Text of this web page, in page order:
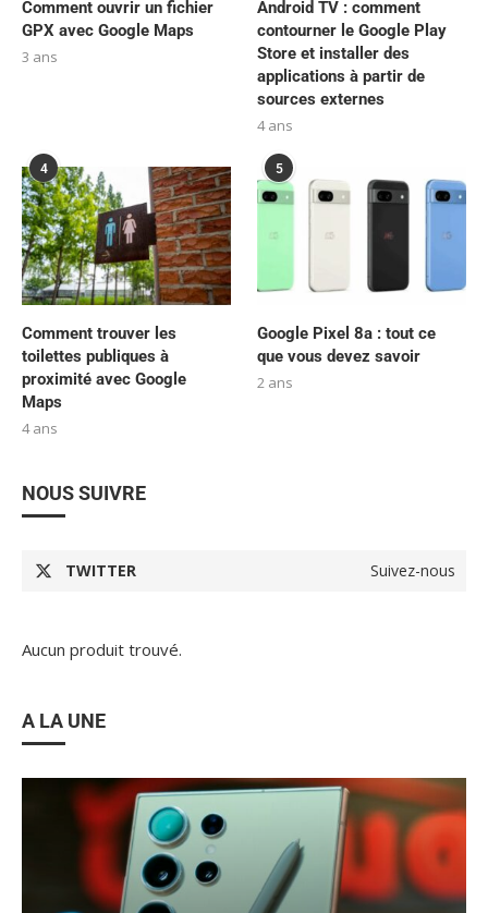
Comment ouvrir un fichier
GPX avec Google Maps
3 ans
Android TV : comment
contourner le Google Play
Store et installer des
applications à partir de
sources externes
4 ans
4
Comment trouver les
toilettes publiques à
proximité avec Google
Maps
4 ans
5
Google Pixel 8a : tout ce
que vous devez savoir
2 ans
NOUS SUIVRE
TWITTER Suivez-nous
Aucun produit trouvé.
A LA UNE